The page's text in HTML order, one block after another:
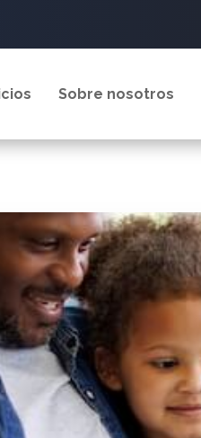
Sobre nosotros